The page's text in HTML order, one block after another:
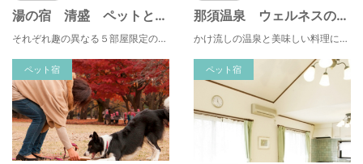
湯の宿 清盛 ペットと一緒にお泊り
それぞれ趣の異なる５部屋限定の大人の宿。ゆるやかに過ぎる寛ぎをお楽みください♪
那須温泉 ウェルネスの森 那須
かけ流しの温泉と美味しい料理に心癒される宿。ペットと泊まれる＆ゴルフも楽しめる♪
ペット宿 ペット宿